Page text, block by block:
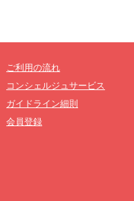
ご利用の流れ
コンシェルジュサービス
ガイドライン細則
会員登録